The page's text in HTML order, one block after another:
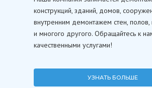
конструкций, зданий, домов,
внутренним демонтажем стен, полов,
и многого другого. Обращайтесь к
качественными услугами!
УЗНАТЬ БОЛЬШЕ